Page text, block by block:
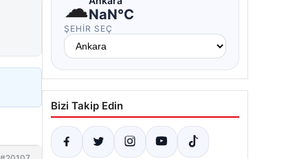
☁NaN°C
ŞEHIR SEÇ
Bizi Takip Edin